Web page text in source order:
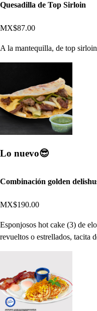
Quesadilla de Top Sirloin
MX$87.00
A la mantequilla, de top
Lo nuevo😎​
Combinación golden
MX$190.00
Esponjosos hot cake (3) de
revueltos o estrellados, tacita